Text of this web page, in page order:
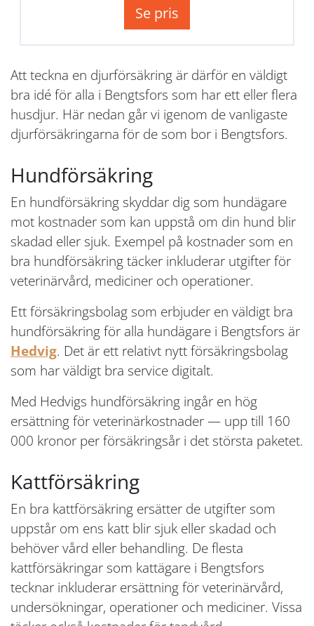
Se pris
Att teckna en djurförsäkring är därför en väldigt
bra idé för alla i Bengtsfors som har ett eller flera
husdjur. Här nedan går vi igenom de vanligaste
djurförsäkringarna för de som bor i Bengtsfors.
Hundförsäkring
En hundförsäkring skyddar dig som hundägare
mot kostnader som kan uppstå om din hund blir
skadad eller sjuk. Exempel på kostnader som en
bra hundförsäkring täcker inkluderar utgifter för
veterinärvård, mediciner och operationer.
Ett försäkringsbolag som erbjuder en väldigt bra
hundförsäkring för alla hundägare i Bengtsfors är
Hedvig. Det är ett relativt nytt försäkringsbolag
som har väldigt bra service digitalt.
Med Hedvigs hundförsäkring ingår en hög
ersättning för veterinärkostnader — upp till 160
000 kronor per försäkringsår i det största paketet.
Kattförsäkring
En bra kattförsäkring ersätter de utgifter som
uppstår om ens katt blir sjuk eller skadad och
behöver vård eller behandling. De flesta
kattförsäkringar som kattägare i Bengtsfors
tecknar inkluderar ersättning för veterinärvård,
undersökningar, operationer och mediciner. Vissa